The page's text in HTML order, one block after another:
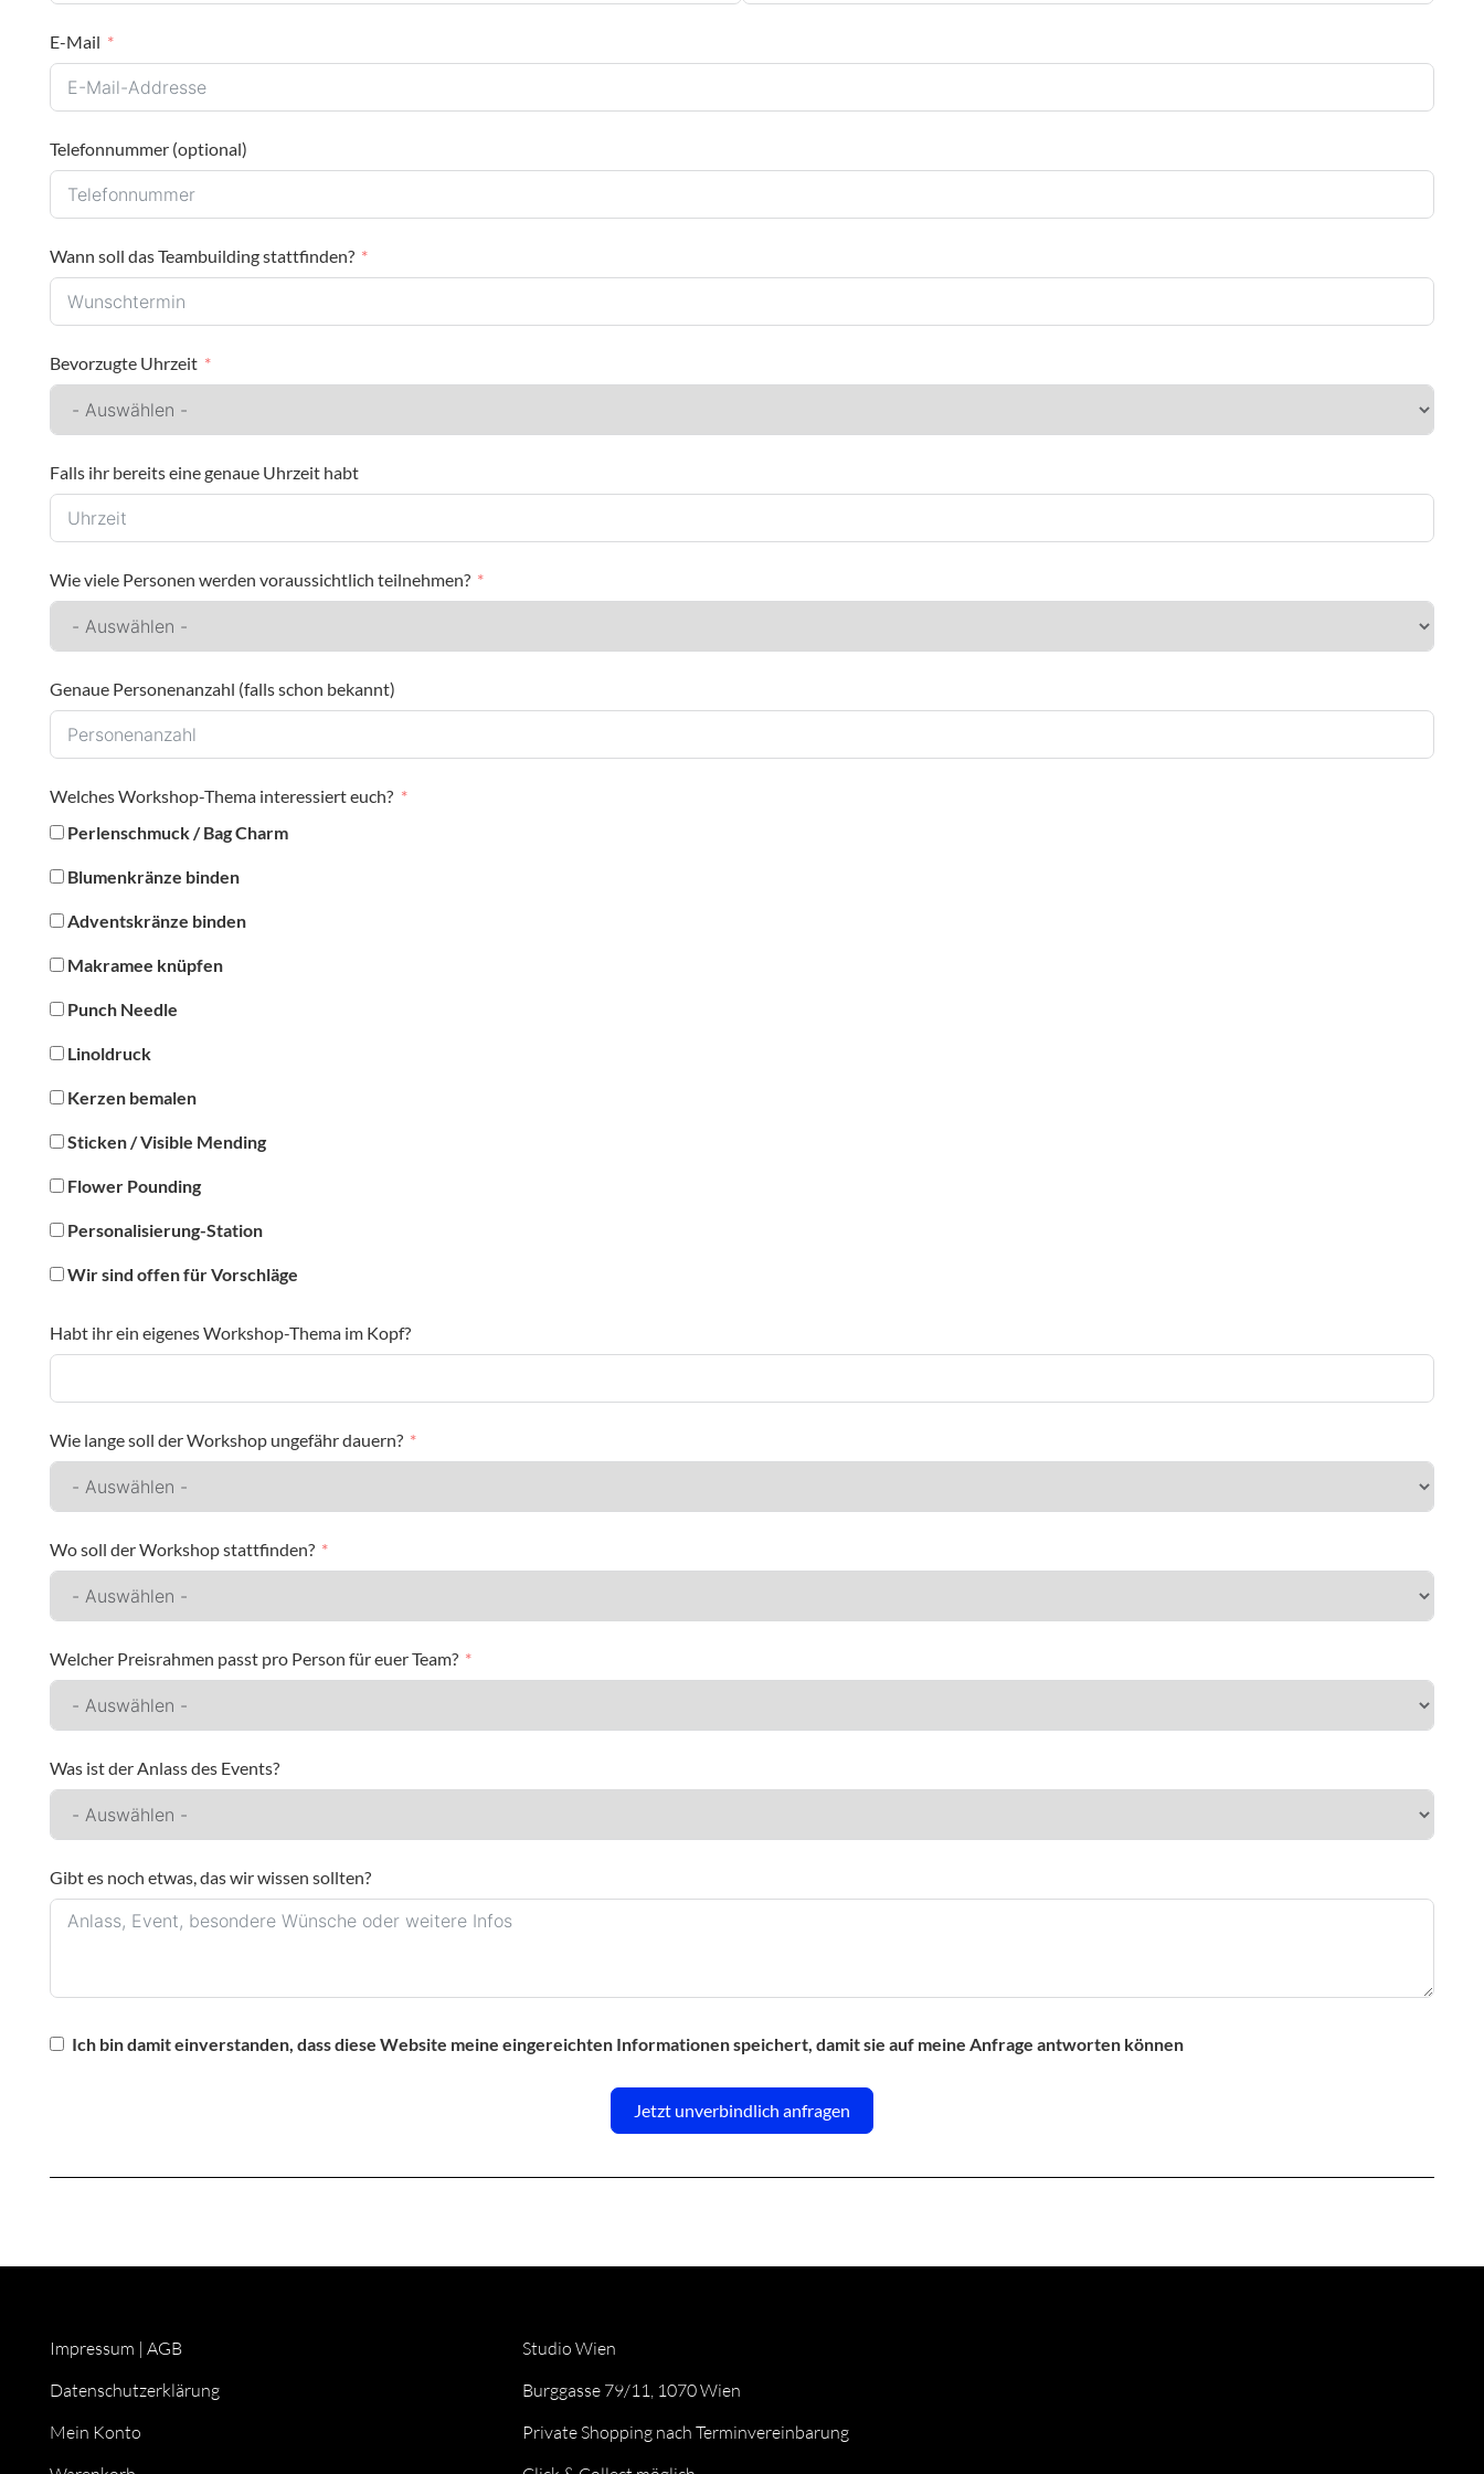
E-Mail
Telefonnummer (optional)
Wann soll das Teambuilding stattfinden?
Bevorzugte Uhrzeit
Falls ihr bereits eine genaue Uhrzeit habt
Wie viele Personen werden voraussichtlich teilnehmen?
Genaue Personenanzahl (falls schon bekannt)
Welches Workshop-Thema interessiert euch?
Perlenschmuck / Bag Charm
Blumenkränze binden
Adventskränze binden
Makramee knüpfen
Punch Needle
Linoldruck
Kerzen bemalen
Sticken / Visible Mending
Flower Pounding
Personalisierung-Station
Wir sind offen für Vorschläge
Habt ihr ein eigenes Workshop-Thema im Kopf?
Wie lange soll der Workshop ungefähr dauern?
Wo soll der Workshop stattfinden?
Welcher Preisrahmen passt pro Person für euer Team?
Was ist der Anlass des Events?
Gibt es noch etwas, das wir wissen sollten?
Ich bin damit einverstanden, dass diese Website meine eingereichten Informationen speichert, damit sie auf meine Anfrage antworten können
Jetzt unverbindlich anfragen
Impressum | AGB
Datenschutzerklärung
Mein Konto
Studio Wien
Burggasse 79/11, 1070 Wien
Private Shopping nach Terminvereinbarung